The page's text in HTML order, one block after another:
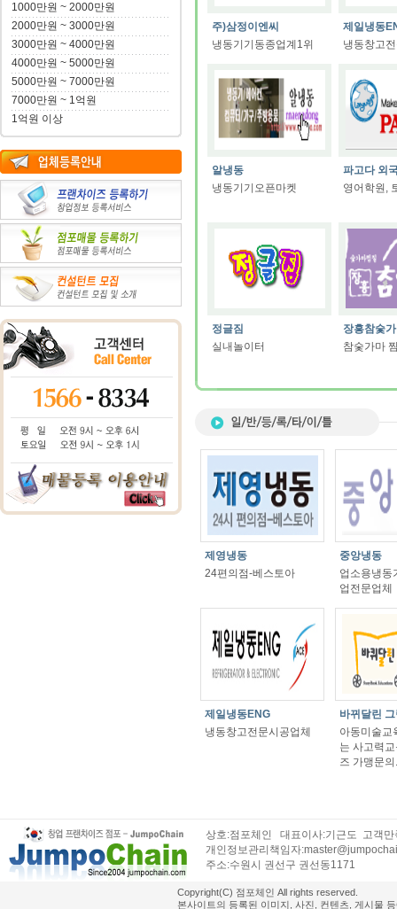
1000만원 ~ 2000만원
2000만원 ~ 3000만원
3000만원 ~ 4000만원
4000만원 ~ 5000만원
5000만원 ~ 7000만원
7000만원 ~ 1억원
1억원 이상
주)삼정이엔씨
냉동기기동종업계1위
제일냉동
냉동창고
알냉동
냉동기기오픈마켓
파고다 외
영어학원,
정글짐
실내놀이터
장흥참숯
참숯가마
제영냉동
24편의점-베스토아
중앙냉동
업소용냉동
업전문업체
제일냉동ENG
냉동창고전문시공업체
바뀌달린
아동미술교
는 사고력
즈 가맹문의.
상호:점포체인 대표이사:기근도 고객
개인정보관리책임자
주소:수원시 권선구 권선동1171
Copyright(C) 점포체인 All rights reserved.
본사이트의 등록된 이미지, 사진, 컨텐츠, 게시물